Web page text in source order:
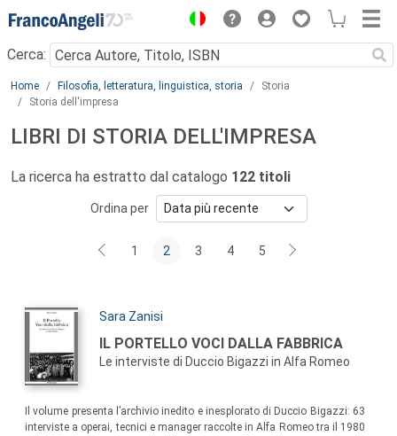
Menu
Cerca:
Main content
Home Filosofia, letteratura, linguistica, storia
Storia
Storia dell'impresa
LIBRI DI STORIA DELL'IMPRESA
La ricerca ha estratto dal catalogo 122 titoli
Ordina per
1 2 3 4 5
Autori:
Sara Zanisi
Titolo:
IL PORTELLO VOCI DALLA FABBRICA
Le interviste di Duccio Bigazzi in Alfa Romeo
Sommario:
Il volume presenta l’archivio inedito e inesplorato di Duccio Bigazzi: 63
interviste a operai, tecnici e manager raccolte in Alfa Romeo tra il 1980